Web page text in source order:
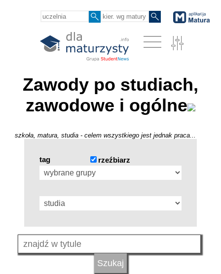
Zawody po studiach,
zawodowe i ogólne
szkoła, matura, studia - celem wszystkiego jest jednak praca...
tag rzeźbiarz